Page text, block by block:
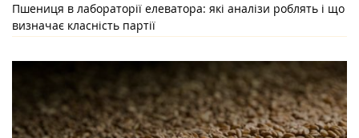
Пшениця в лабораторії елеватора: які аналізи роблять і що
визначає класність партії